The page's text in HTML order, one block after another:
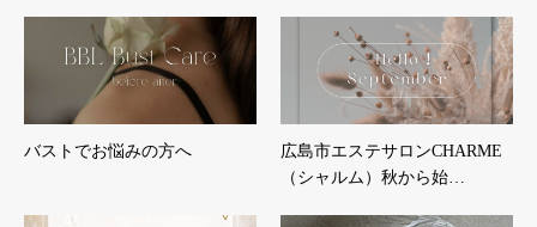
バストでお悩みの方へ
広島市エステサロンCHARME
（シャルム）秋から始…